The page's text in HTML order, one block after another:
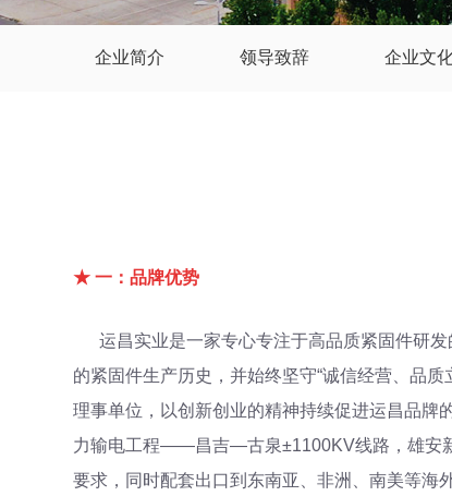
企业简介 领导致辞 企业文
★ 一：品牌优势
运昌实业是一家专心专注于高品质紧固件研发
的紧固件生产历史，并始终坚守“诚信经营、品
理事单位，以创新创业的精神持续促进运昌品牌
力输电工程——昌吉—古泉±1100KV线路，雄安
要求，同时配套出口到东南亚、非洲、南美等海